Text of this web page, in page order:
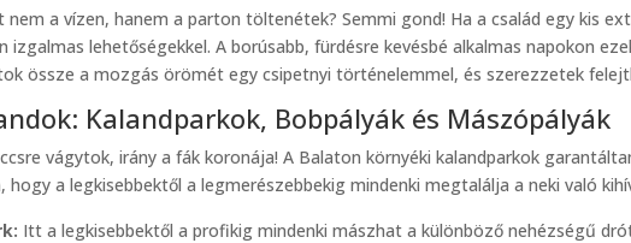
nem a vízen, hanem a parton töltenétek? Semmi gond! Ha a család egy kis
izgalmas lehetőségekkel. A borúsabb, fürdésre kevésbé alkalmas napokon
össze a mozgás örömét egy csipetnyi történelemmel, és szerezzetek
Kalandparkok, Bobpályák és Mászópályák
vágytok, irány a fák koronája! A Balaton környéki kalandparkok
hogy a legkisebbektől a legmerészebbekig mindenki megtalálja a neki való
Itt a legkisebbektől a profikig mindenki mászhat a különböző nehézségű